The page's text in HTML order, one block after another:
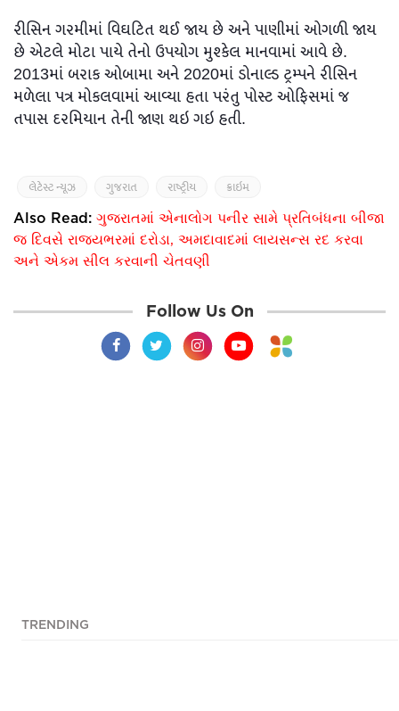
રીસિન ગરમીમાં વિઘટિત થઈ જાય છે અને પાણીમાં ઓગળી જાય
છે એટલે મોટા પાયે તેનો ઉપયોગ મુશ્કેલ માનવામાં આવે છે.
2013માં બરાક ઓબામા અને 2020માં ડોનાલ્ડ ટ્રમ્પને રીસિન
મળેલા પત્ર મોકલવામાં આવ્યા હતા પરંતુ પોસ્ટ ઓફિસમાં જ
તપાસ દરમિયાન તેની જાણ થઇ ગઇ હતી.
લેટેસ્ટ ન્યૂઝ ગુજરાત રાષ્ટ્રીય ક્રાઇમ
Also Read: ગુજરાતમાં એનાલોગ પનીર સામે પ્રતિબંધના બીજા
જ દિવસે રાજ્યભરમાં દરોડા, અમદાવાદમાં લાયસન્સ રદ કરવા
અને એકમ સીલ કરવાની ચેતવણી
Follow Us On
TRENDING